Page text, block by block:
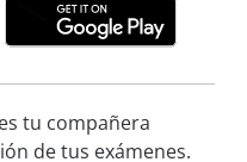
tu compañera
de tus exámenes.